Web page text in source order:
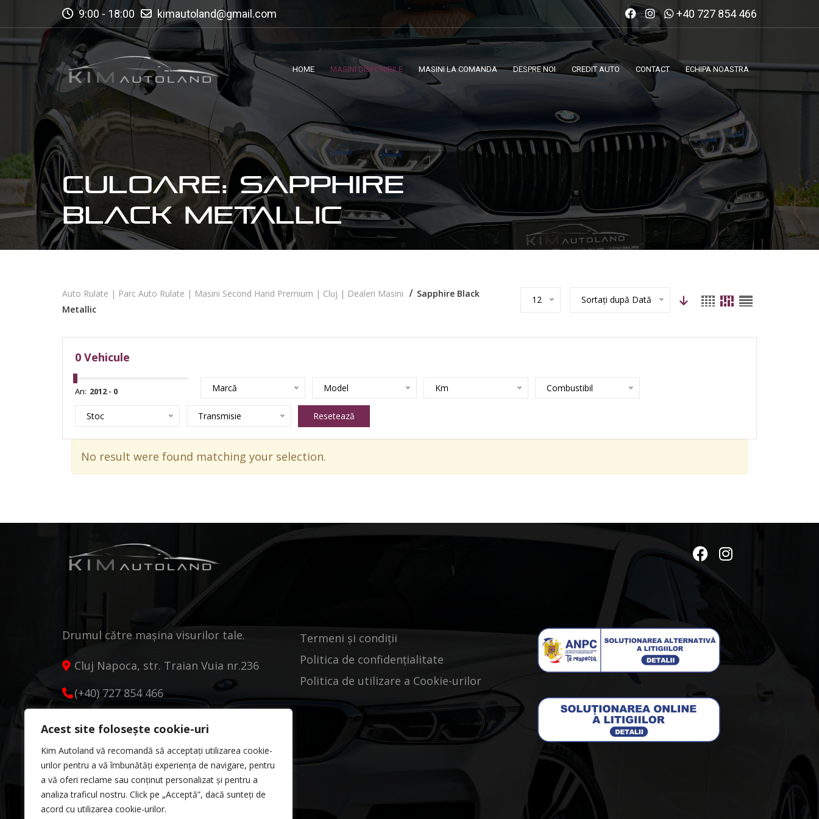
Acest site folosește cookie-uri
Kim Autoland vă recomandă să acceptați utilizarea cookie-
urilor pentru a vă îmbunătăți experiența de navigare, pentru
a vă oferi reclame sau conținut personalizat și pentru a
analiza traficul nostru. Click pe „Acceptă”, dacă sunteți de
acord cu utilizarea cookie-urilor.
9:00 - 18:00 kimautoland@gmail.com +40 727 854 466
HOME MASINI DISPONIBILE MASINI LA COMANDA DESPRE NOI CREDIT AUTO CONTACT ECHIPA NOASTRA
CULOARE: SAPPHIRE
BLACK METALLIC
Auto Rulate | Parc Auto Rulate | Masini Second Hand Premium | Cluj | Dealeri Masini
Sapphire Black
Metallic
12 Sortați după Dată
0 Vehicule
An: Marcă Model Km Combustibil
Stoc Transmisie Resetează
No result were found matching your selection.
Drumul către mașina visurilor tale.
Cluj Napoca, str. Traian Vuia nr.236
(+40) 727 854 466
Luni - Vineri 9:00 - 18:00
Sâmbătă 10:00 - 13:00
Termeni și condiții
Politica de confidențialitate
Politica de utilizare a Cookie-urilor